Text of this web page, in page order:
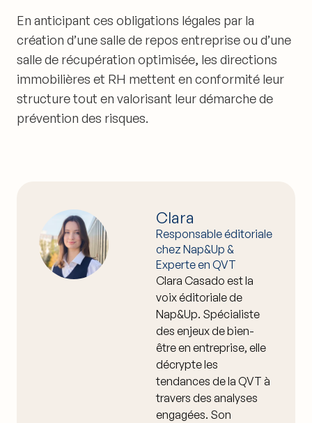
En anticipant ces obligations légales par la
création d’une salle de repos entreprise ou d’une
salle de récupération optimisée, les directions
immobilières et RH mettent en conformité leur
structure tout en valorisant leur démarche de
prévention des risques.
Clara
Responsable éditoriale
chez Nap&Up &
Experte en QVT
Clara Casado est la
voix éditoriale de
Nap&Up. Spécialiste
des enjeux de bien-
être en entreprise, elle
décrypte les
tendances de la QVT à
travers des analyses
engagées. Son